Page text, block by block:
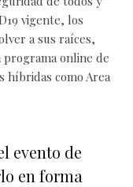
vigente, los
a sus raíces,
programa online de
híbridas como Area
evento de
en forma